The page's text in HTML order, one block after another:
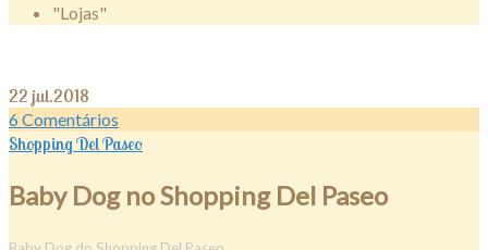
"Lojas"
22 jul.2018
6Comentários
Shopping Del Paseo
Baby Dog no Shopping Del Paseo